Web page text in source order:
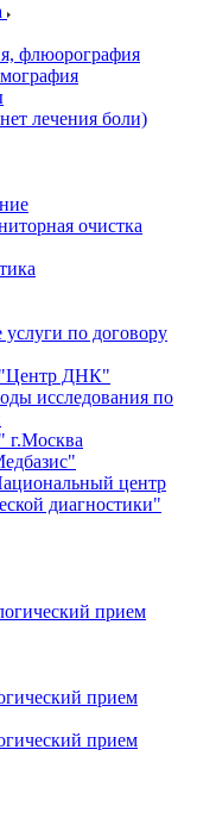
флюорография
лечения боли)
очистка
по договору
ДНК"
исследования по
центр
диагностики"
прием
прием
прием